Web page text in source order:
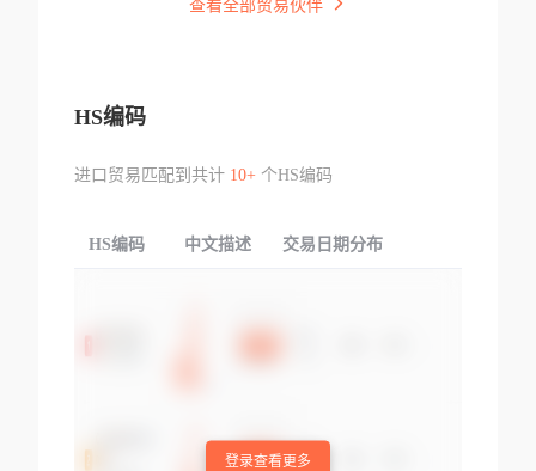
查看全部贸易伙伴
HS编码
进口贸易匹配到共计 10+个HS编码
HS编码 中文描述 交易日期分布
登录查看更多